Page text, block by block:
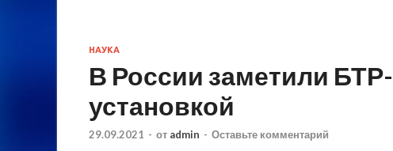
НАУКА
В России заметили
установкой
29.09.2021 - от admin - Оставьте комментарий